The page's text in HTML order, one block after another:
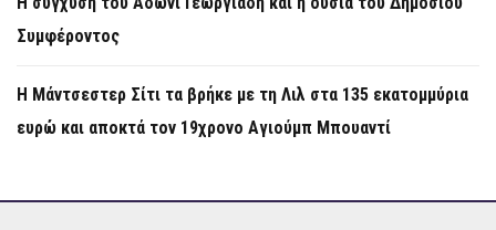
Συμφέροντος
Η Μάντσεστερ Σίτι τα βρήκε με τη Λιλ στα 135 εκατομμύρια
ευρώ και αποκτά τον 19χρονο Αγιούμπ Μπουαντί